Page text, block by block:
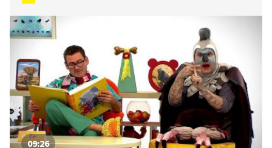
o ztracených jiskřičkách, pomocnicích psího kmotříčka.
09:26